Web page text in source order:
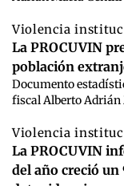
Violencia
La PROCUVIN
población
Documento
fiscal Alberto
Violencia
La PROCUVIN
del año creció un